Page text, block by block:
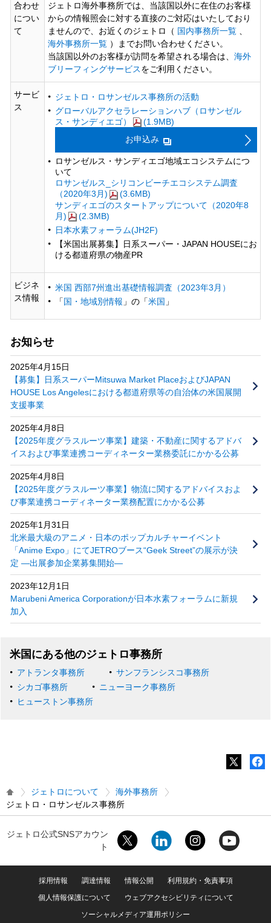
合わせ
につい
て
ジェトロ海外事務所では、当該国以外に在住のお客様
からの情報照会に対する直接のご対応はいたしており
ませんので、お近くのジェトロ（ 国内事務所一覧、
海外事務所一覧）までお問い合わせください。
当該国以外のお客様が訪問を希望される場合は、 海外
ブリーフィングサービスをご利用ください。
サービ
ス
ジェトロ・ロサンゼルス事務所の活動
グローバルアクセラレーションハブ（ロサンゼル
ス・サンディエゴ）
(1.9MB)
お申込み
ロサンゼルス・サンディエゴ地域エコシステムにつ
いて
ロサンゼルス_シリコンビーチエコシステム調査
（2020年3月)
(3.6MB)
サンディエゴのスタートアップについて（2020年8
月)
(2.3MB)
日本水素フォーラム(JH2F)
【米国出展募集】日系スーパー・JAPAN HOUSEにお
ける都道府県の物産PR
ビジネ
ス情報
米国 西部7州進出基礎情報調査（2023年3月）
「国・地域別情報 」の「米国 」
お知らせ
2025年4月15日
【募集】日系スーパーMitsuwa Market PlaceおよびJAPAN
HOUSE Los Angelesにおける都道府県等の自治体の米国展開
支援事業
2025年4月8日
【2025年度グラスルーツ事業】建築・不動産に関するアドバ
イスおよび事業連携コーディネーター業務委託にかかる公募
2025年4月8日
【2025年度グラスルーツ事業】物流に関するアドバイスおよ
び事業連携コーディネーター業務配置にかかる公募
2025年1月31日
北米最大級のアニメ・日本のポップカルチャーイベント
「Anime Expo」にてJETROブース“Geek Street”の展示が決
定 ―出展参加企業募集開始―
2023年12月1日
Marubeni America Corporationが日本水素フォーラムに新規
加入
米国にある他のジェトロ事務所
アトランタ事務所
サンフランシスコ事務所
シカゴ事務所
ニューヨーク事務所
ヒューストン事務所
ジェトロについて
海外事務所
ジェトロ・ロサンゼルス事務所
ジェトロ公式SNSアカウン
ト
採用情報 調達情報 情報公開
利用規約・免責事項
個人情報保護について
ウェブアクセシビリティについて
ソーシャルメディア運用ポリシー